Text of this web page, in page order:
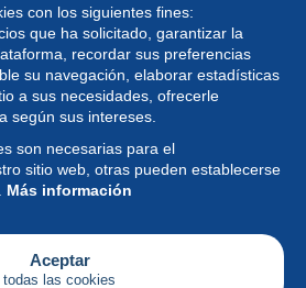
con los siguientes fines:
que ha solicitado, garantizar la
recordar sus preferencias
su navegación, elaborar estadísticas
a sus necesidades, ofrecerle
según sus intereses.
son necesarias para el
sitio web, otras pueden establecerse
Más información
Aceptar
todas las cookies